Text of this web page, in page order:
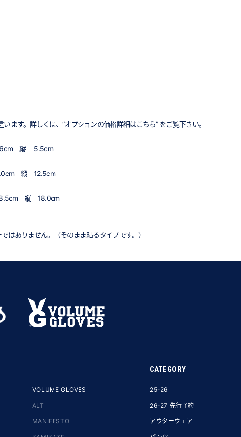
ます。詳しくは、”オプションの価格詳細はこちら” をご覧下さい。
縦 5.5cm
縦 12.5cm
縦 18.0cm
はありません。（そのまま貼るタイプです。）
VOLUME GLOVES
ALT
MANIFESTO
CATEGORY
25-26
26-27 先行予約
アウターウェア